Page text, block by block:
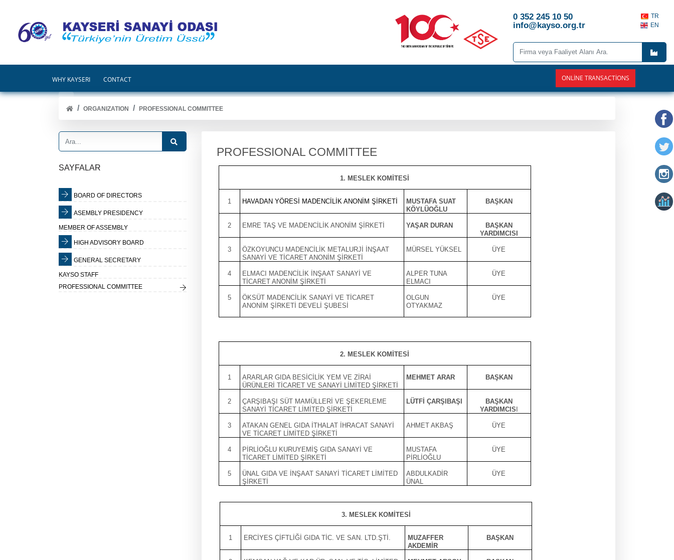
0 352 245 10 50
info@kayso.org.tr
TR
EN
WHY KAYSERİ CONTACT ONLINE TRANSACTIONS
ORGANIZATION PROFESSIONAL COMMITTEE
PROFESSIONAL COMMITTEE
1. MESLEK KOMİTESİ
1 HAVADAN YÖRESİ MADENCİLİK ANONİM ŞİRKETİ
MUSTAFA SUAT
KÖYLÜOĞLU
BAŞKAN
2 EMRE TAŞ VE MADENCİLİK ANONİM ŞİRKETİ YAŞAR DURAN
BAŞKAN
YARDIMCISI
3
ÖZKOYUNCU MADENCİLİK METALURJİ İNŞAAT
SANAYİ VE TİCARET ANONİM ŞİRKETİ
MÜRSEL YÜKSEL ÜYE
4
ELMACI MADENCİLİK İNŞAAT SANAYİ VE
TİCARET ANONİM ŞİRKETİ
ALPER TUNA
ELMACI
ÜYE
5
ÖKSÜT MADENCİLİK SANAYİ VE TİCARET
ANONİM ŞİRKETİ DEVELİ ŞUBESİ
OLGUN
OTYAKMAZ
ÜYE
2. MESLEK KOMİTESİ
1
ARARLAR GIDA BESİCİLİK YEM VE ZİRAİ
ÜRÜNLERİ TİCARET VE SANAYİ LİMİTED ŞİRKETİ
MEHMET ARAR BAŞKAN
2
ÇARŞIBAŞI SÜT MAMÜLLERİ VE ŞEKERLEME
SANAYİ TİCARET LİMİTED ŞİRKETİ
LÜTFİ ÇARŞIBAŞI
BAŞKAN
YARDIMCIS
3
ATAKAN GENEL GIDA İTHALAT İHRACAT SANAYİ
VE TİCARET LİMİTED ŞİRKETİ
AHMET AKBAŞ ÜYE
4
PİRLİOĞLU KURUYEMİŞ GIDA SANAYİ VE
TİCARET LİMİTED ŞİRKETİ
MUSTAFA
PİRLİOĞLU
ÜYE
5
ÜNAL GIDA VE İNŞAAT SANAYİ TİCARET LİMİTED
ŞİRKETİ
ABDULKADİR
ÜNAL
ÜYE
3. MESLEK KOMİTESİ
1 ERCİYES ÇİFTLİĞİ GIDA TİC. VE SAN. LTD.ŞTİ.
MUZAFFER
AKDEMİR
BAŞKAN
SAYFALAR
BOARD OF DIRECTORS
ASEMBLY PRESIDENCY
MEMBER OF ASSEMBLY
HIGH ADVISORY BOARD
GENERAL SECRETARY
KAYSO STAFF
PROFESSIONAL COMMITTEE